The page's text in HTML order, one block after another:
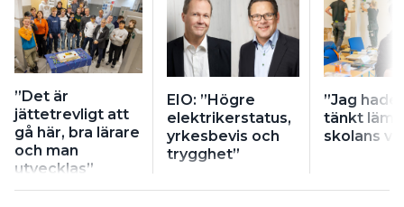
”Det är
jättetrevligt att
gå här, bra lärare
och man
utvecklas”
EIO: ”Högre
elektrikerstatus,
yrkesbevis och
trygghet”
”Jag hade
tänkt
skolans